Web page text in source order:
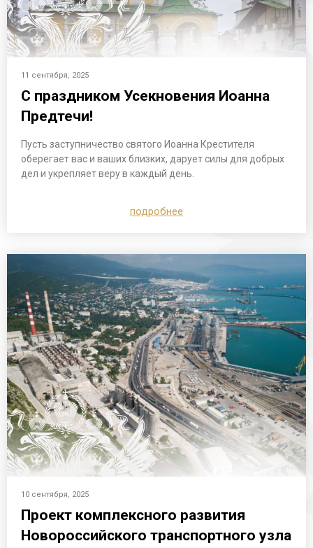
11 сентября, 2025
С праздником Усекновения Иоанна
Предтечи!
Пусть заступничество святого Иоанна Крестителя
оберегает вас и ваших близких, дарует силы для добрых
дел и укрепляет веру в каждый день.
подробнее
10 сентября, 2025
Проект комплексного развития
Новороссийского транспортного узла